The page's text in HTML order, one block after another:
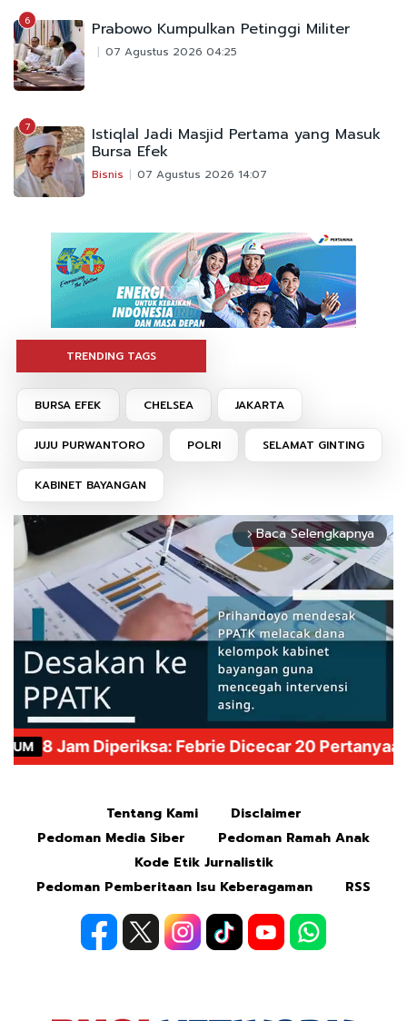
6 Prabowo Kumpulkan Petinggi Militer
07 Agustus 2026 04:25
7 Istiqlal Jadi Masjid Pertama yang Masuk
Bursa Efek
Bisnis 07 Agustus 2026 14:07
TRENDING TAGS
BURSA EFEK CHELSEA JAKARTA
JUJU PURWANTORO POLRI SELAMAT GINTING
KABINET BAYANGAN
arrow_forward_ios Baca Selengkapnya
Tentang Kami
Disclaimer
Pedoman Media Siber
Pedoman Ramah Anak
Kode Etik Jurnalistik
Pedoman Pemberitaan Isu Keberagaman
RSS